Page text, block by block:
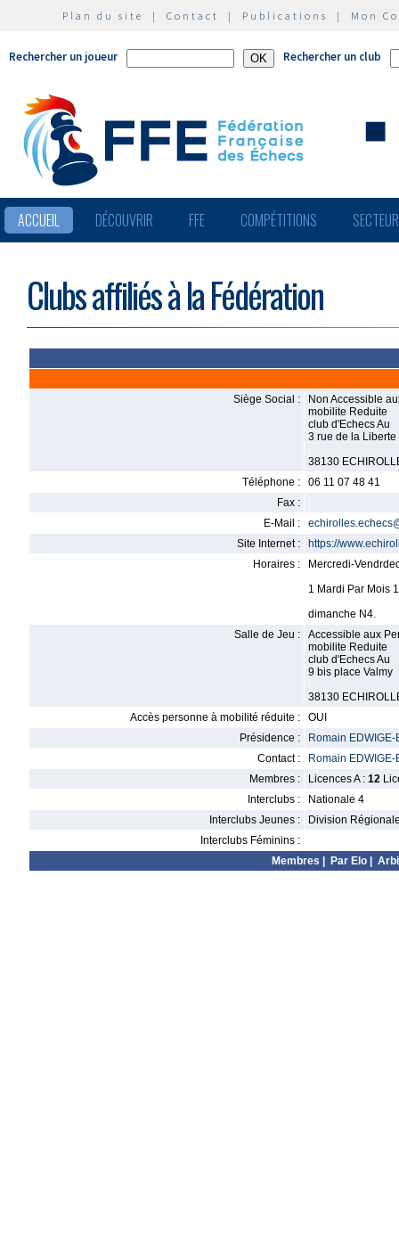
Plan du site | Contact | Publications | Mon
Rechercher un joueur Rechercher un club
ACCUEIL DÉCOUVRIR FFE COMPÉTITIONS
Clubs affiliés à la Fédération
Siège Social :
Non Accessible
mobilite Reduite
club d'Echecs Au
3 rue de la Liberte
38130
Téléphone :
06 11 07 48 41
Fax :
E-Mail :
Site Internet :
https://
Horaires :
Mercredi-
1 Mardi Par Mois
dimanche N4.
Salle de Jeu :
Accessible aux
mobilite Reduite
club d'Echecs Au
9 bis place Valmy
38130
Accès personne à mobilité réduite :
OUI
Présidence :
Romain
Contact :
Romain
Membres :
Licences A : 12
Interclubs :
Nationale 4
Interclubs Jeunes :
Division
Interclubs Féminins :
Membres
Par Elo